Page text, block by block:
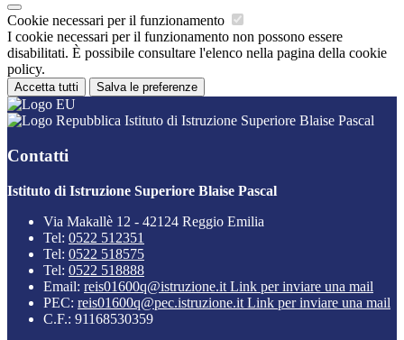
Cookie necessari per il funzionamento
I cookie necessari per il funzionamento non possono essere
disabilitati. È possibile consultare l'elenco nella pagina della cookie
policy.
Accetta tutti Salva le preferenze
Istituto di Istruzione Superiore Blaise Pascal
Contatti
Istituto di Istruzione Superiore Blaise Pascal
Via Makallè 12 - 42124 Reggio Emilia
Tel: 0522 512351
Tel: 0522 518575
Tel: 0522 518888
Email: reis01600q@istruzione.it Link per inviare una mail
PEC: reis01600q@pec.istruzione.it Link per inviare una mail
C.F.: 91168530359